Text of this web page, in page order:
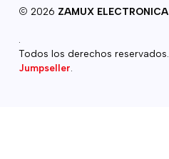
2026 ZAMUX ELECTRONICA
Todos los derechos reservados.
Jumpseller